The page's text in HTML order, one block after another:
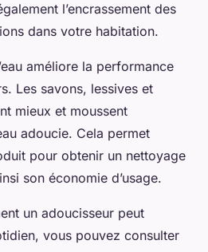
l’encrassement des
dans votre habitation.
améliore la performance
Les savons, lessives et
mieux et moussent
adoucie. Cela permet
pour obtenir un nettoyage
son économie d’usage.
un adoucisseur peut
vous pouvez consulter